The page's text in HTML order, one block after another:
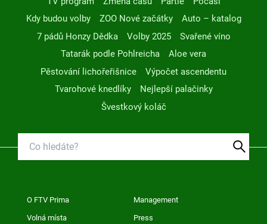
Kdy budou volby
ZOO Nové začátky
Auto – katalog
7 pádů Honzy Dědka
Volby 2025
Svařené víno
Tatarák podle Pohlreicha
Aloe vera
Pěstování lichořeřišnice
Výpočet ascendentu
Tvarohové knedlíky
Nejlepší palačinky
Švestkový koláč
O FTV Prima Management
Volná místa Press